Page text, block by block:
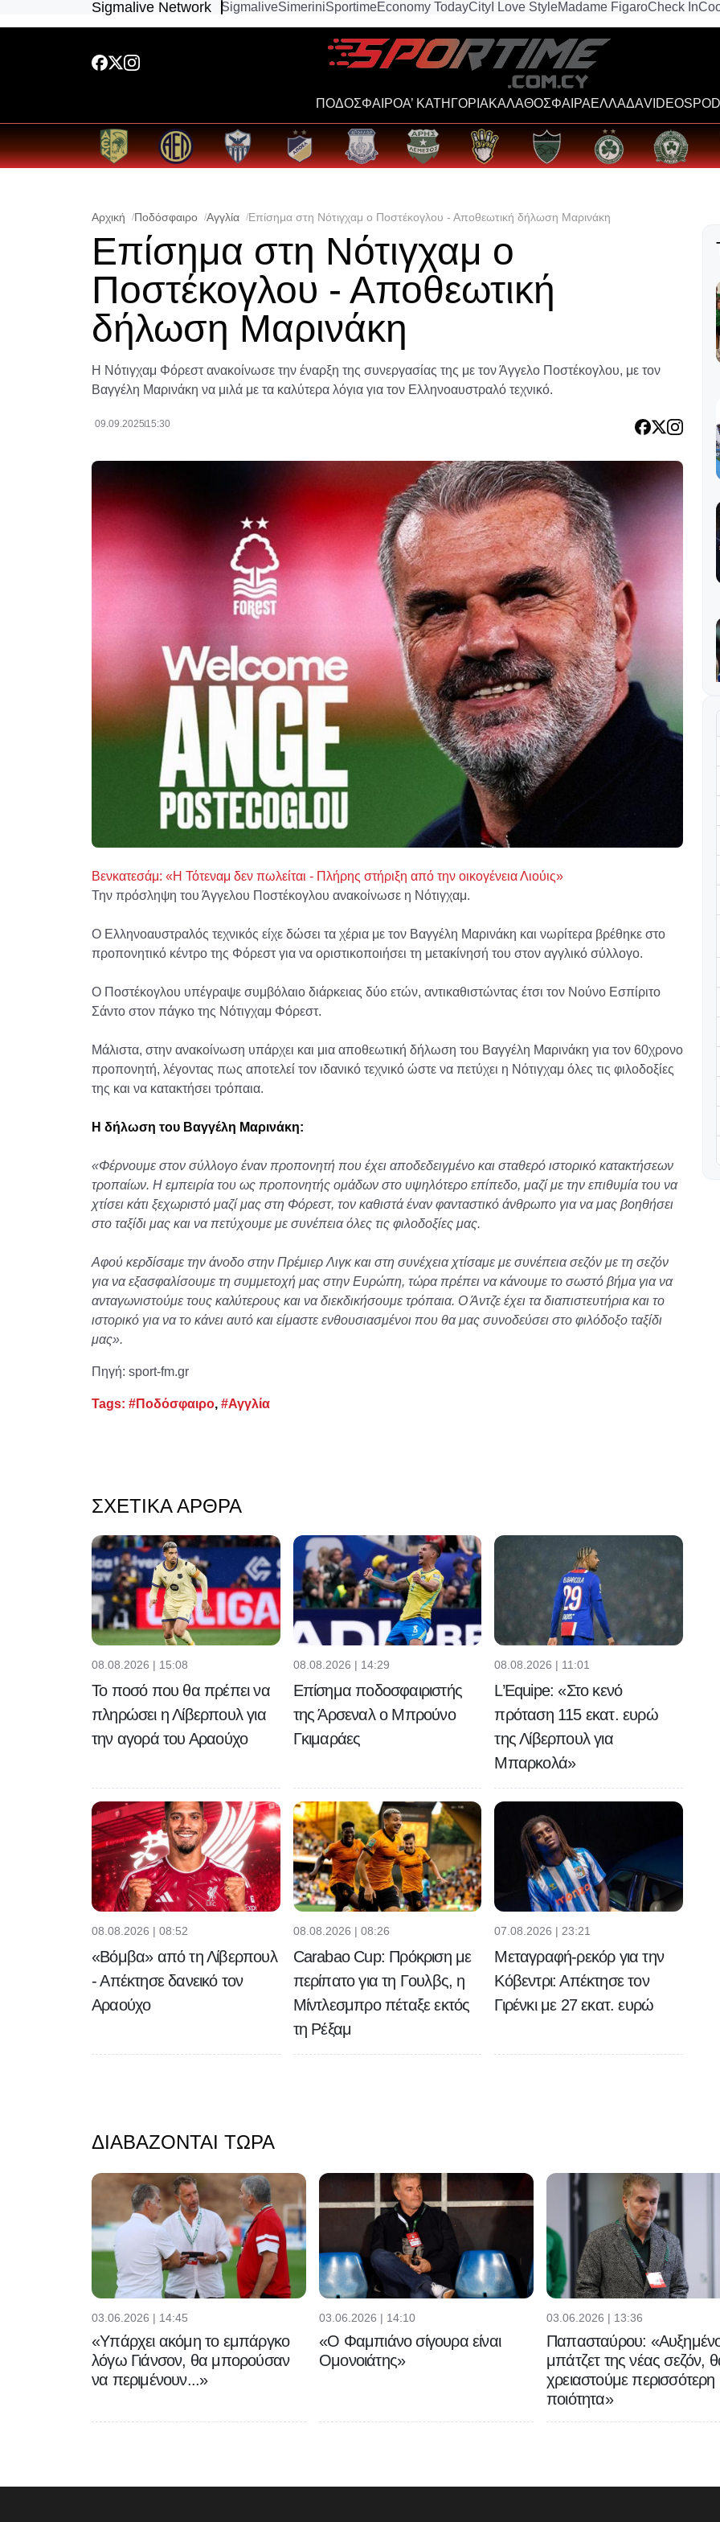
Sigmalive Network SigmaliveSimeriniSportimeEconomy TodayCity I Love StyleMadame FigaroCheck In
ΠΟΔΟΣΦΑΙΡΟΑ’ ΚΑΤΗΓΟΡΙΑΚΑΛΑΘΟΣΦΑΙΡΑΕΛΛΑΔΑVIDEOS
Αρχική Ποδόσφαιρο Αγγλία Επίσημα στη Νότιγχαμ ο Ποστέκογλου - Αποθεωτική δήλωση Μαρινάκη
Επίσημα στη Νότιγχαμ ο
Ποστέκογλου - Αποθεωτική
δήλωση Μαρινάκη
Η Νότιγχαμ Φόρεστ ανακοίνωσε την έναρξη της συνεργασίας της με τον Άγγελο Ποστέκογλου, με τον
Βαγγέλη Μαρινάκη να μιλά με τα καλύτερα λόγια για τον Ελληνοαυστραλό τεχνικό.
09.09.2025 15:30
Βενκατεσάμ: «Η Τότεναμ δεν πωλείται - Πλήρης στήριξη από την οικογένεια Λιούις»
Την πρόσληψη του Άγγελου Ποστέκογλου ανακοίνωσε η Νότιγχαμ.
Ο Ελληνοαυστραλός τεχνικός είχε δώσει τα χέρια με τον Βαγγέλη Μαρινάκη και νωρίτερα βρέθηκε στο
προπονητικό κέντρο της Φόρεστ για να οριστικοποιήσει τη μετακίνησή του στον αγγλικό σύλλογο.
Ο Ποστέκογλου υπέγραψε συμβόλαιο διάρκειας δύο ετών, αντικαθιστώντας έτσι τον Νούνο Εσπίριτο
Σάντο στον πάγκο της Νότιγχαμ Φόρεστ.
Μάλιστα, στην ανακοίνωση υπάρχει και μια αποθεωτική δήλωση του Βαγγέλη Μαρινάκη για τον 60χρονο
προπονητή, λέγοντας πως αποτελεί τον ιδανικό τεχνικό ώστε να πετύχει η Νότιγχαμ όλες τις φιλοδοξίες
της και να κατακτήσει τρόπαια.
Η δήλωση του Βαγγέλη Μαρινάκη:
«Φέρνουμε στον σύλλογο έναν προπονητή που έχει αποδεδειγμένο και σταθερό ιστορικό κατακτήσεων
τροπαίων. Η εμπειρία του ως προπονητής ομάδων στο υψηλότερο επίπεδο, μαζί με την επιθυμία του να
χτίσει κάτι ξεχωριστό μαζί μας στη Φόρεστ, τον καθιστά έναν φανταστικό άνθρωπο για να μας βοηθήσει
στο ταξίδι μας και να πετύχουμε με συνέπεια όλες τις φιλοδοξίες μας.
Αφού κερδίσαμε την άνοδο στην Πρέμιερ Λιγκ και στη συνέχεια χτίσαμε με συνέπεια σεζόν με τη σεζόν
για να εξασφαλίσουμε τη συμμετοχή μας στην Ευρώπη, τώρα πρέπει να κάνουμε το σωστό βήμα για να
ανταγωνιστούμε τους καλύτερους και να διεκδικήσουμε τρόπαια. Ο Άντζε έχει τα διαπιστευτήρια και το
ιστορικό για να το κάνει αυτό και είμαστε ενθουσιασμένοι που θα μας συνοδεύσει στο φιλόδοξο ταξίδι
μας».
Πηγή: sport-fm.gr
Tags: #Ποδόσφαιρο, #Αγγλία
ΣΧΕΤΙΚΆ ΆΡΘΡΑ
08.08.2026 | 15:08
Το ποσό που θα πρέπει να
πληρώσει η Λίβερπουλ για
την αγορά του Αραούχο
08.08.2026 | 14:29
Επίσημα ποδοσφαιριστής
της Άρσεναλ ο Μπρούνο
Γκιμαράες
08.08.2026 | 11:01
L’Equipe: «Στο κενό
πρόταση 115 εκατ. ευρώ
της Λίβερπουλ για
Μπαρκολά»
08.08.2026 | 08:52
«Βόμβα» από τη Λίβερπουλ
- Απέκτησε δανεικό τον
Αραούχο
08.08.2026 | 08:26
Carabao Cup: Πρόκριση με
περίπατο για τη Γουλβς, η
Μίντλεσμπρο πέταξε εκτός
τη Ρέξαμ
07.08.2026 | 23:21
Μεταγραφή-ρεκόρ για την
Κόβεντρι: Απέκτησε τον
Γιρένκι με 27 εκατ. ευρώ
ΔΙΑΒΆΖΟΝΤΑΙ ΤΏΡΑ
03.06.2026 | 14:45
«Υπάρχει ακόμη το εμπάργκο
λόγω Γιάνσον, θα μπορούσαν
να περιμένουν...»
03.06.2026 | 14:10
«Ο Φαμπιάνο σίγουρα είναι
Ομονοιάτης»
03.06.2026 | 13:36
Παπασταύρου:
μπάτζετ της νέας σεζόν,
χρειαστούμε περισσότερη
ποιότητα»